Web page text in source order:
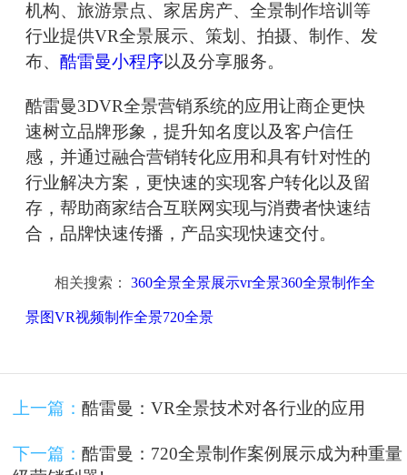
机构、旅游景点、家居房产、全景制作培训等
行业提供VR全景展示、策划、拍摄、制作、发
布、 酷雷曼小程序以及分享服务。
酷雷曼3DVR全景营销系统的应用让商企更快
速树立品牌形象，提升知名度以及客户信任
感，并通过融合营销转化应用和具有针对性的
行业解决方案，更快速的实现客户转化以及留
存，帮助商家结合互联网实现与消费者快速结
合，品牌快速传播，产品实现快速交付。
相关搜索： 360全景全景展示vr全景360全景制作全
景图VR视频制作全景720全景
上一篇： 酷雷曼：VR全景技术对各行业的应用
下一篇： 酷雷曼：720全景制作案例展示成为种重量